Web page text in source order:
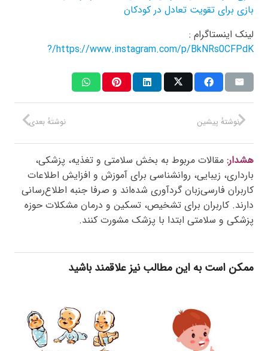
بازی برای تقویت تعادل در کودکان
لینک اینستاگرام :
https://www.instagram.com/p/BkNRs0CFPdK/?
نوشتهٔ بعدی نوشتهٔ پیشین
هشدار: مقالات مربوط به بخش سلامتی و تغذیه، پزشکی،
بارداری، زیبایی، روانشناسی برای آموزش و افزایش اطلاعات
کاربران فارسی‌زبان گردآوری شده‌اند و صرفا جنبه اطلاع‌رسانی
دارند. کاربران برای تشخیص، تسکین و درمان مشکلات حوزه
پزشکی و سلامتی ابتدا با پزشک مشورت کنند.
ممکن است به این مطالب نیز علاقمند باشید